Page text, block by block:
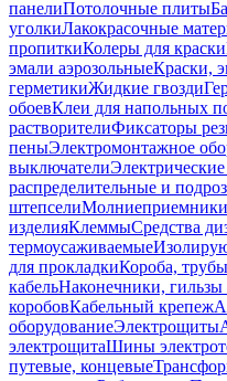
панелиПотолочные плиты
уголкиЛакокрасочные
пропиткиКолеры для краски
эмали аэрозольныеКраски,
герметикиЖидкие гвозди
обоевКлеи для напольных
растворителиФиксаторы
пеныЭлектромонтажное
выключатели
распределительные и
штепселиМолниеприемники
изделияКлеммыСредства
термоусаживаемые
для прокладкиКороба,
кабельНаконечники, гильзы
коробовКабельный крепеж
оборудованиеЭлектрощиты
электрощитаШины
путевые, концевые